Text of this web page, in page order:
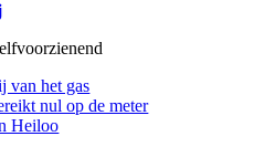
van het gas
nul op de meter
Heiloo